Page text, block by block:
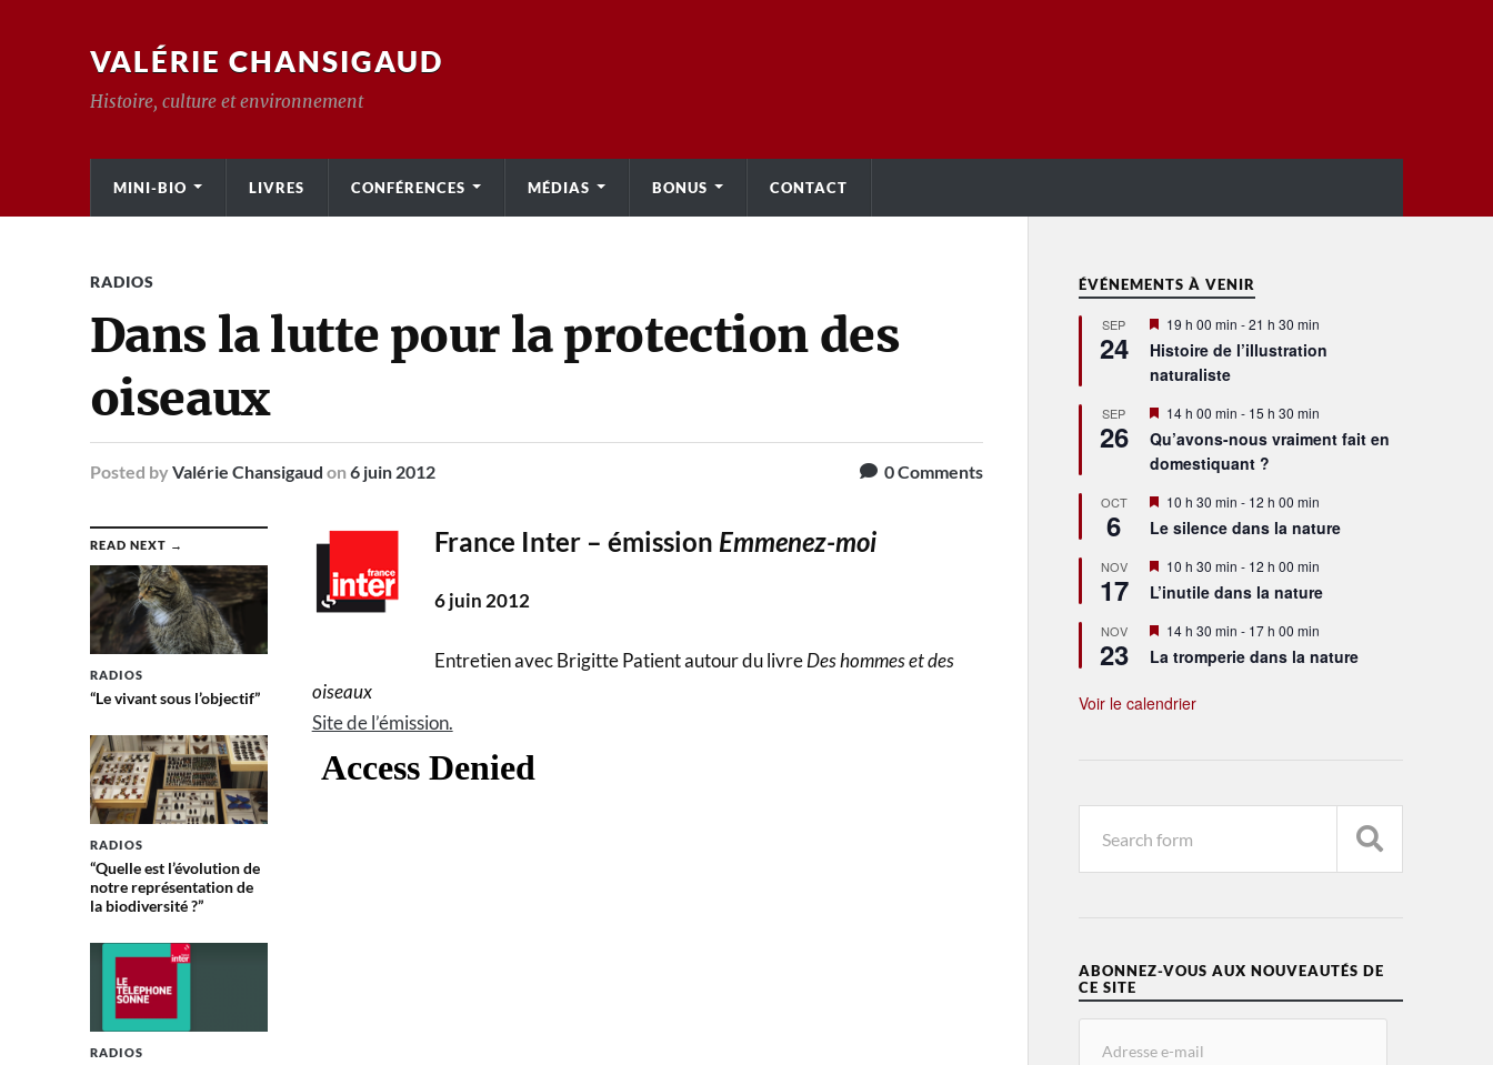
VALÉRIE CHANSIGAUD
Histoire, culture et environnement
MINI-BIO LIVRES CONFÉRENCES MÉDIAS BONUS CONTACT
RADIOS
Dans la lutte pour la protection des
oiseaux
Posted by Valérie Chansigaud on 6 juin 2012 0Comments
READ NEXT →
RADIOS
“Le vivant sous l’objectif”
RADIOS
“Quelle est l’évolution de
notre représentation de
la biodiversité ?”
RADIOS
France Inter – émission Emmenez-moi
6 juin 2012
Entretien avec Brigitte Patient autour du livreDes hommes et des
oiseaux
Site de l’émission.
ÉVÉNEMENTS À VENIR
SEP
24
Mis
avant
19 h 00 min -21 h 30 min
Histoire de l’illustration
naturaliste
SEP
26
Mis
en
avant
14 h 00 min - 15 h 30 min
Qu’avons-nous vraiment fait en
domestiquant ?
OCT
6
Mis
avant
10 h 30 min - 12 h 00 min
Le silence dans la nature
NOV
17
Mis
en
avant
10 h 30 min - 12 h 00 min
L’inutile dans la nature
NOV
23
Mis
avant
14 h 30 min - 17 h 00 min
La tromperie dans la nature
Voir le calendrier
ABONNEZ-VOUS AUX NOUVEAUTÉS DE
CE SITE